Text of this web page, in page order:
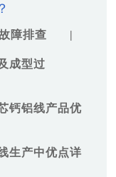
障排查 |
成型过
钙铝线产品优
生产中优点详